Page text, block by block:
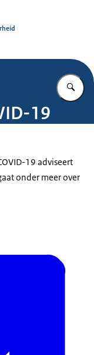
19
19 adviseert
onder meer over